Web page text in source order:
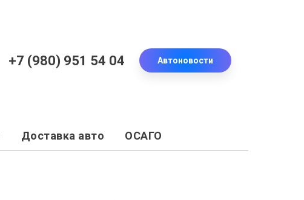
+7 (980) 951 54 04 Автоновости
Доставка авто ОСАГО